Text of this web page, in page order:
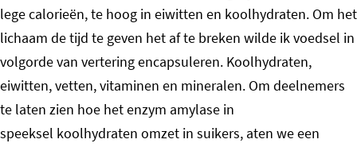
lege calorieën, te hoog in eiwitten en koolhydraten. Om het
lichaam de tijd te geven het af te breken wilde ik voedsel in
volgorde van vertering encapsuleren. Koolhydraten,
eiwitten, vetten, vitaminen en mineralen. Om deelnemers
te laten zien hoe het enzym amylase in
speeksel koolhydraten omzet in suikers, aten we een